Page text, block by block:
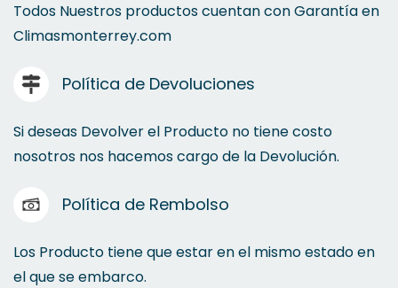
Todos Nuestros productos cuentan con Garantía en
Climasmonterrey.com
Política de Devoluciones
Si deseas Devolver el Producto no tiene costo
nosotros nos hacemos cargo de la Devolución.
Política de Rembolso
Los Producto tiene que estar en el mismo estado en
el que se embarco.